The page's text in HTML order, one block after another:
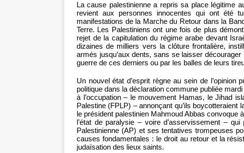
La cause palestinienne a repris sa place légitime
revient aux personnes innocentes qui ont été
manifestations de la Marche du Retour dans la
Terre. Les Palestiniens ont une fois de plus
rejet de la capitulation du régime arabe devant
dizaines de milliers vers la clôture frontalière,
armés jusqu’aux dents, sans se laisser
guerre de ces derniers ou par les balles de leurs
Un nouvel état d’esprit règne au sein de l’opinion
politique dans la déclaration commune publiée
à l’occupation – le mouvement Hamas, le Jihad
Palestine (FPLP) – annonçant qu’ils
le président palestinien Mahmoud Abbas convoque
l’état de paralysie – voire d’asservissement –
Palestinienne (AP) et ses tentatives trompeuses
causes fondamentales : le droit au retour et la
judaïsation des lieux saints.